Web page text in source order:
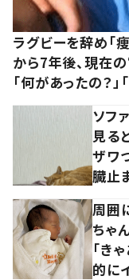
ラグビーを辞め「
から7年後、現在
「何があったの？」
ソフ
見る
ザワ
臓止
周囲
ちゃ
「き
的に